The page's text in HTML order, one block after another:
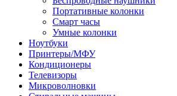
Портативные колонки
Смарт часы
Умные колонки
Ноутбуки
Принтеры/МФУ
Кондиционеры
Телевизоры
Микроволновки